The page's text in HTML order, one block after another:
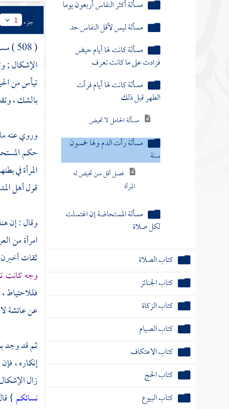
مسألة كانت لها أيام حيض
الطهر قبل ذلك
مسألة رأت الدم ولها خمسون
فصل أقل سن تحيض له
المرأة
مسألة المستحاضة إن اغتسلت
لكل صلاة
كتاب الصلاة
كتاب الجنائز
كتاب الزكاة
كتاب الصيام
كتاب الاعتكاف
كتاب الحج
كتاب البيوع
كتاب الرهن
كتاب المفلس
جزء 1
( 508 ) مسألة : قال :
الإشكال ;
تيأس من
بالشك ،
وروي عنه
حكم
المرأة في
قول أهل
وقال : إن
امرأة من
ثقات
وجه كانت
فللاحتياط
عنعائشة
ثم قد وجد
إنكاره ،
زال
نسائكم}